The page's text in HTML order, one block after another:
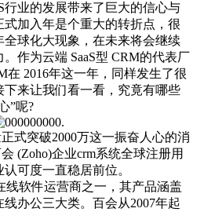
业的发展带来了巨大的信心与
加入年是个重大的转折点，很
全球化大现象，在未来将会继续
作为云端 SaaS型 CRM的代表厂
在 2016年这一年，同样发生了很
来让我们看一看，究竟有哪些
”呢?
突破2000万这一振奋人心的消
(Zoho)企业crm系统全球注册用
可度一直稳居前位。
软件运营商之一，其产品涵盖
办公三大类。百会从2007年起